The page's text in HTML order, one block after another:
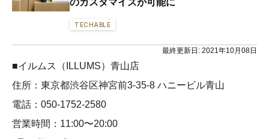
のカスタマイズが可能に
TECHABLE
最終更新日: 2021年10月08日
■イルムス（ILLUMS）⻘山店
住所：東京都渋谷区神宮前3-35-8 ハニービル⻘山
電話：050-1752-2580
営業時間：11:00〜20:00